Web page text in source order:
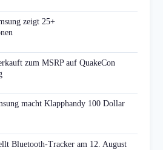
zeigt 25+
zum MSRP auf QuakeCon
macht Klapphandy 100 Dollar
Bluetooth-Tracker am 12. August